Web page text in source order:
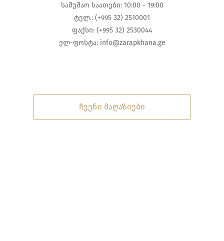
სამუშაო საათები: 10:00 - 19:00
ტელ.: (+995 32) 2510001
ფაქსი: (+995 32) 2530044
ელ-ფოსტა: info@zarapkhana.ge
ჩვენი მაღაზიები